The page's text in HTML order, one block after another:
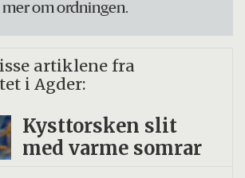
mer om ordningen.
artiklene fra
i Agder:
Kysttorsken slit
med varme somrar